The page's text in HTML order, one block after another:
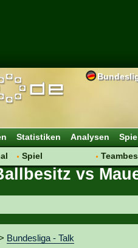
Statistiken Analysen
Spiel
Regeln & Tippsvs
Bundesliga - Talk